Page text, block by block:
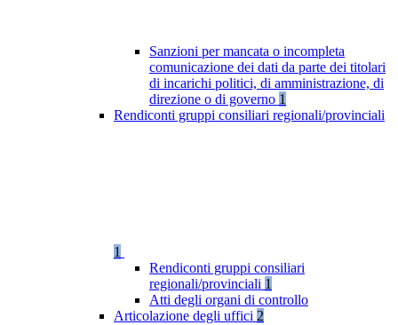
Sanzioni per mancata o incompleta
comunicazione dei dati da parte dei titolari
di incarichi politici, di amministrazione, di
direzione o di governo 1
Rendiconti gruppi consiliari regionali/provinciali
1
Rendiconti gruppi consiliari
regionali/provinciali 1
Atti degli organi di controllo
Articolazione degli uffici 2